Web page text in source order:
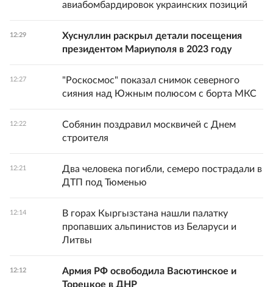
авиабомбардировок украинских позиций
12:29
Хуснуллин раскрыл детали посещения
президентом Мариуполя в 2023 году
12:27
"Роскосмос" показал снимок северного
сияния над Южным полюсом с борта МКС
12:22
Собянин поздравил москвичей с Днем
строителя
12:21
Два человека погибли, семеро пострадали в
ДТП под Тюменью
12:14
В горах Кыргызстана нашли палатку
пропавших альпинистов из Беларуси и
Литвы
12:12
Армия РФ освободила Васютинское и
Торецкое в ДНР